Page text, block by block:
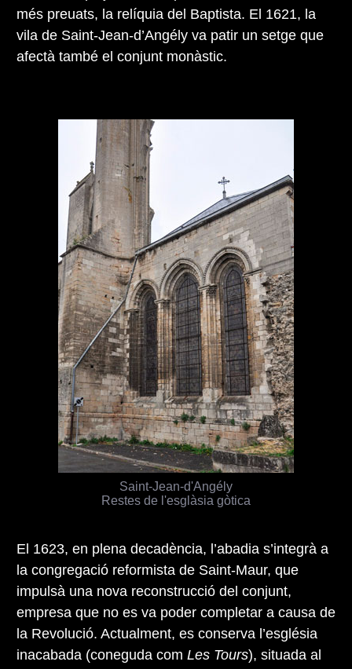
més preuats, la relíquia del Baptista. El 1621, la
vila de Saint-Jean-d’Angély va patir un setge que
afectà també el conjunt monàstic.
Saint-Jean-d'Angély
Restes de l'esglàsia gòtica
El 1623, en plena decadència, l’abadia s’integrà a
la congregació reformista de Saint-Maur, que
impulsà una nova reconstrucció del conjunt,
empresa que no es va poder completar a causa de
la Revolució. Actualment, es conserva l’església
inacabada (coneguda com Les Tours), situada al